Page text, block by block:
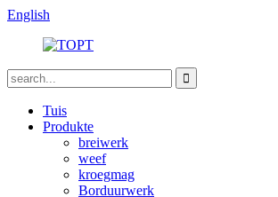
English
Tuis
Produkte
breiwerk
weef
kroegmag
Borduurwerk